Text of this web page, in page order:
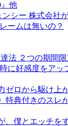
』他
シー 株式会社
ームは無いの？
法 ２つの期間
に好感度をア
ロから駆け上
特典付きのスレ
、僕とエッチを